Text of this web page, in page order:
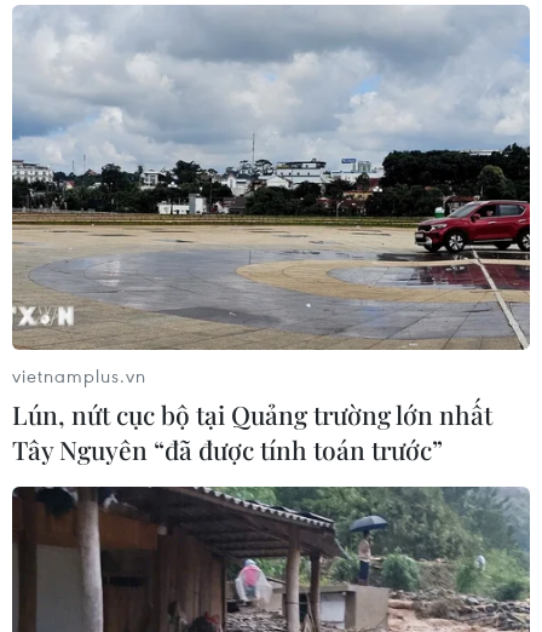
30/07/2026 08:24
Chẩn đoán và điều trị thành công
trường hợp mắc bệnh viêm mạch
hiếm gặp
30/07/2026 08:15
Trao tặng 10 gia đình khó khăn điều
trị vô sinh hiếm muộn miễn phí 100%
30/07/2026 07:37
Xem thêm
vietnamplus.vn
Lún, nứt cục bộ tại Quảng trường lớn nhất
Tây Nguyên “đã được tính toán trước”